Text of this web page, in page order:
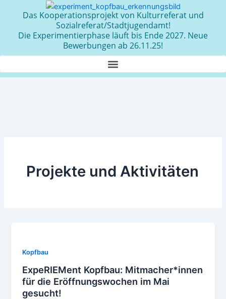
Das Kooperationsprojekt von Kulturreferat und
Sozialreferat/Stadtjugendamt!
Die Experimentierphase läuft bis Ende 2027. Neue
Bewerbungen ab 26.11.25!
Projekte und Aktivitäten
Kopfbau
ExpeRIEMent Kopfbau: Mitmacher*innen
für die Eröffnungswochen im Mai
gesucht!